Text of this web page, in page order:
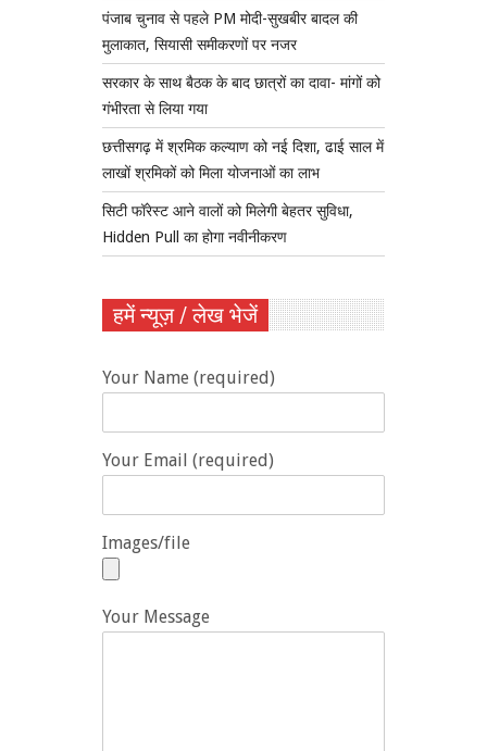
पंजाब चुनाव से पहले PM मोदी-सुखबीर बादल की
मुलाकात, सियासी समीकरणों पर नजर
सरकार के साथ बैठक के बाद छात्रों का दावा- मांगों को
गंभीरता से लिया गया
छत्तीसगढ़ में श्रमिक कल्याण को नई दिशा, ढाई साल में
लाखों श्रमिकों को मिला योजनाओं का लाभ
सिटी फॉरेस्ट आने वालों को मिलेगी बेहतर सुविधा,
Hidden Pull का होगा नवीनीकरण
हमें न्यूज़ / लेख भेजें
Your Name (required)
Your Email (required)
Images/file
Your Message